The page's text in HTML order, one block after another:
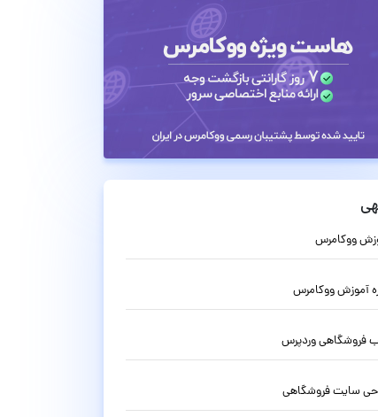
ووکامرس
آموزش ووکامرس
فروشگاهی وردپرس
سایت فروشگاهی